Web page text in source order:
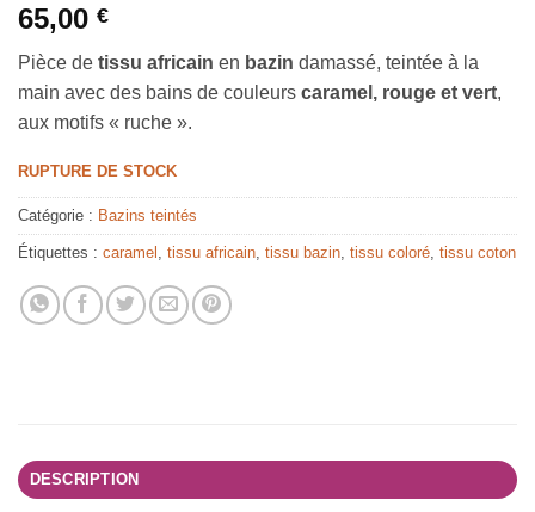
65,00 €
Pièce de tissu africain en bazin damassé, teintée à la
main avec des bains de couleurs caramel, rouge et vert,
aux motifs « ruche ».
RUPTURE DE STOCK
Catégorie : Bazins teintés
Étiquettes : caramel tissu africain tissu bazin tissu coloré tissu coton
DESCRIPTION